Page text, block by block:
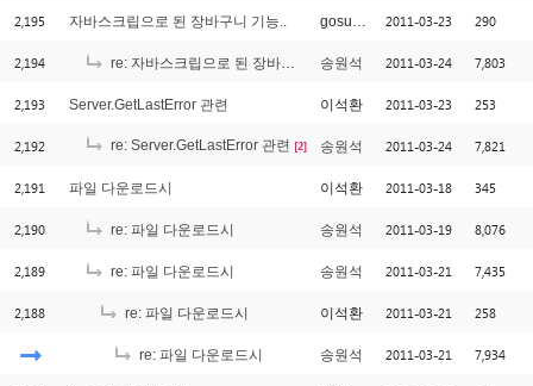
2,195 자바스크립으로 된 장바구니 기능.. gosuzzang 2011-03-23 290
2,194 re: 자바스크립으로 된 장바구니 기능.. 송원석 2011-03-24 7,803
2,193 Server.GetLastError 관련 이석환 2011-03-23 253
2,192 re: Server.GetLastError 관련 [2] 송원석 2011-03-24 7,821
2,191 파일 다운로드시 이석환 2011-03-18 345
2,190 re: 파일 다운로드시 송원석 2011-03-19 8,076
2,189 re: 파일 다운로드시 송원석 2011-03-21 7,435
2,188 re: 파일 다운로드시 이석환 2011-03-21 258
re: 파일 다운로드시 송원석 2011-03-21 7,934